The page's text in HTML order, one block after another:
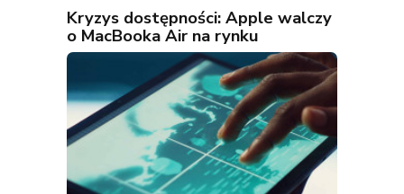
Kryzys dostępności: Apple walczy
o MacBooka Air na rynku